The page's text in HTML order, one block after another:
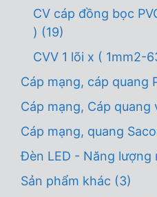
CV cáp đồng bọc
) (19)
CVV 1 lõi x ( 1mm2-
Cáp mạng, cáp quang
Cáp mạng, Cáp quang
Cáp mạng, quang
Đèn LED - Năng lượng
Sản phẩm khác (3)